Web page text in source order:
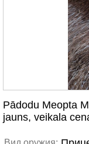
Pādodu Meopta
jauns, veikala